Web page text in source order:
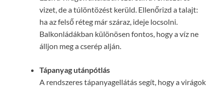
vizet, de a túlöntözést kerüld. Ellenőrizd a talajt:
ha az felső réteg már száraz, ideje locsolni.
Balkonládákban különösen fontos, hogy a víz ne
álljon meg a cserép alján.
Tápanyag utánpótlás
A rendszeres tápanyagellátás segít, hogy a virágok